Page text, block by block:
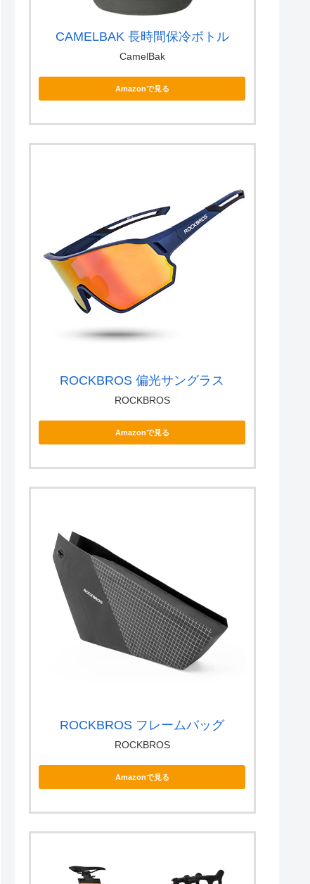
CAMELBAK 長時間保冷ボトル
CamelBak
Amazonで見る
ROCKBROS 偏光サングラス
ROCKBROS
Amazonで見る
ROCKBROS フレームバッグ
ROCKBROS
Amazonで見る